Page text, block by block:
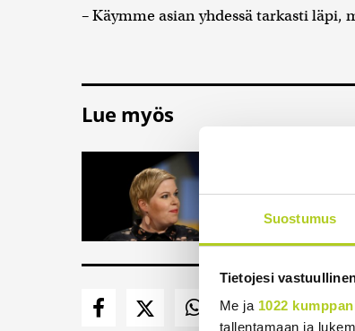
Suostumus
Tietojesi
Me ja 1022
tallentamaan ja
– Käymme asian yhdessä tarkasti
Lue myös
sanoin